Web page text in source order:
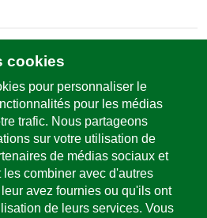
cookies
pour personnaliser le
pour les médias
trafic. Nous partageons
sur votre utilisation de
de médias sociaux et
combiner avec d'autres
avez fournies ou qu'ils ont
de leurs services. Vous
nous
de contact & sites
et service
508-0
e-mail